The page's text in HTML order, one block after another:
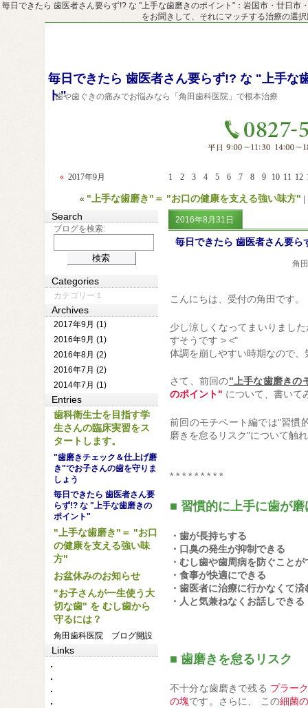
毎日できたら 歯医者さん要らず!? な "上手な歯磨きのポイント"：岩国市・廿日
をお聞きして、それにマッチする治療の選
毎日できたら 歯医者さん要らず!? な "上手な
ト"
歯や歯ぐきの痛みでお悩みなら「角田歯科医院」で根本治療
« 2017年9月 1 2 3 4 5 6 7 8 9 10 11 12
« "上手な歯磨き"＝ "お口の健康を支える強い味方"
2016年8月31日
毎日できたら 歯医者さん要
角
こんにちは、受付の角田です。
少し涼しくなってまいりまし
すそうです > <"
体調を崩しやすい時期なので
さて、前回の"上手な歯磨きの
のポイント" について、書いて
前回のモチベート編では"習慣
磨きを怠るリスク"について触
* * * * * * * * *
■ 習慣的に上手に歯が
・歯が長持ちする
・口臭の発生が抑制できる
・むし歯や歯周病を防ぐことが
・食事が快適にできる
・歯医者に治療に行かなくて済
・人と気兼ねなくお話しでき
■ 歯磨きを怠るリスク
不十分な歯磨きで残る プラー
の塊です。さらに、 この細菌
Search
ブログを検索:
Categories
カテゴリー１
Archives
2017年9月 (1)
2016年9月 (1)
2016年8月 (2)
2016年7月 (2)
2014年7月 (1)
Entries
歯科衛生士を目指す学
生さんの臨床実習をス
タートします。
"歯磨きチェック＆仕上げ磨
き"でお子さんの歯を守りま
しょう
毎日できたら 歯医者さん要
らず!? な "上手な歯磨きの
ポイント"
"上手な歯磨き"＝ "お口
の健康を支える強い味
方"
お盆休みのお知らせ
"お子さんが一生使う大
切な歯" を むし歯から
守るには？
角田歯科医院 ブログ開設
Links